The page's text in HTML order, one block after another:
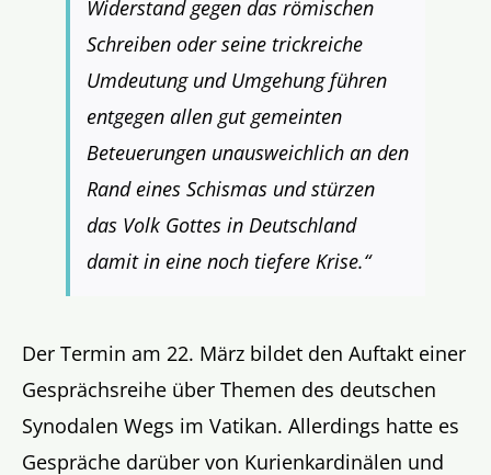
Widerstand gegen das römischen
Schreiben oder seine trickreiche
Umdeutung und Umgehung führen
entgegen allen gut gemeinten
Beteuerungen unausweichlich an den
Rand eines Schismas und stürzen
das Volk Gottes in Deutschland
damit in eine noch tiefere Krise.“
Der Termin am 22. März bildet den Auftakt einer
Gesprächsreihe über Themen des deutschen
Synodalen Wegs im Vatikan. Allerdings hatte es
Gespräche darüber von Kurienkardinälen und